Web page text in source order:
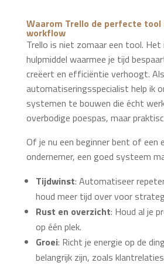
Waarom Trello de perfecte tool
workflow
Trello is niet zomaar een tool. Het
hulpmiddel waarmee je tijd
creëert en efficiëntie verhoogt.
automatiseringsspecialist help ik
systemen te bouwen die écht
overbodige poespas, maar
Of je nu een beginner bent of een
ondernemer, een goed systeem
Tijdwinst: Automatiseer
houd meer tijd over voor
Rust en overzicht: Houd al je
op één plek.
Groei: Richt je energie op de
belangrijk zijn, zoals